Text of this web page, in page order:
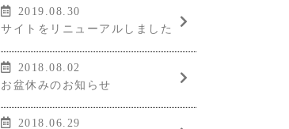
2019.08.30
サイトをリニューアルしました
2018.08.02
お盆休みのお知らせ
2018.06.29